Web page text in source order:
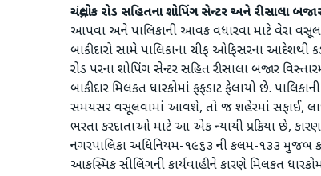
ચંદ્રલોક રોડ સહિતના શોપિંગ સેન્ટર અને રીસાલા
આપવા અને પાલિકાની આવક વધારવા માટે વેરા
બાકીદારો સામે પાલિકાના ચીફ ઓફિસરના
રોડ પરના શોપિંગ સેન્ટર સહિત રીસાલા બજાર
બાકીદાર મિલકત ધારકોમાં ફફડાટ ફેલાયો છે.
સમયસર વસૂલવામાં આવશે, તો જ શહેરમાં સફાઈ,
ભરતા કરદાતાઓ માટે આ એક ન્યાયી પ્રક્રિયા છે,
નગરપાલિકા અધિનિયમ-૧૯૬૩ ની કલમ-૧૩૩ મુજબ
આકસ્મિક સીલિંગની કાર્યવાહીને કારણે મિલકત